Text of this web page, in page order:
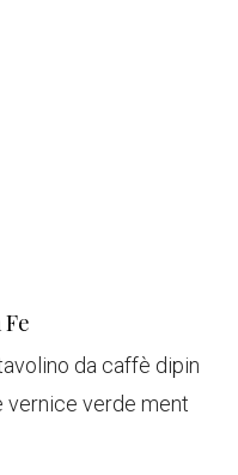
da caffè dipin
vernice verde ment